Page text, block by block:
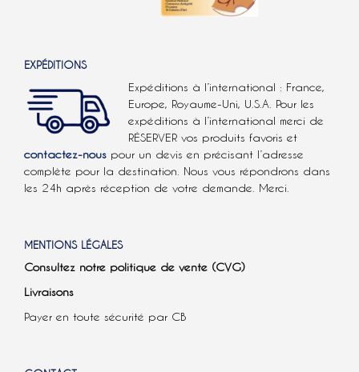
EXPÉDITIONS
Expéditions à l’international : France,
Europe, Royaume-Uni, U.S.A. Pour les
expéditions à l’international merci de
RÉSERVER vos produits favoris et
contactez-nous pour un devis en précisant l’adresse
complète pour la destination. Nous vous répondrons dans
les 24h après réception de votre demande. Merci.
MENTIONS LÉGALES
Consultez notre politique de vente (CVG)
Livraisons
Payer en toute sécurité par CB